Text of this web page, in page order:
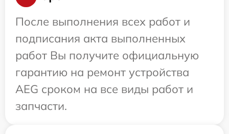
После выполнения всех работ и
подписания акта выполненных
работ Вы получите официальную
гарантию на ремонт устройства
AEG сроком на все виды работ и
запчасти.